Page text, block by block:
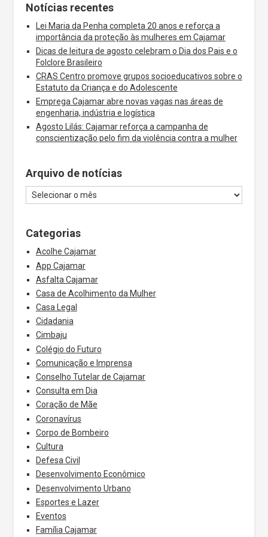
Notícias recentes
Lei Maria da Penha completa 20 anos e reforça a
importância da proteção às mulheres em Cajamar
Dicas de leitura de agosto celebram o Dia dos Pais e o
Folclore Brasileiro
CRAS Centro promove grupos socioeducativos sobre o
Estatuto da Criança e do Adolescente
Emprega Cajamar abre novas vagas nas áreas de
engenharia, indústria e logística
Agosto Lilás: Cajamar reforça a campanha de
conscientização pelo fim da violência contra a mulher
Arquivo de notícias
Categorias
Acolhe Cajamar
App Cajamar
Asfalta Cajamar
Casa de Acolhimento da Mulher
Casa Legal
Cidadania
Cimbaju
Colégio do Futuro
Comunicação e Imprensa
Conselho Tutelar de Cajamar
Consulta em Dia
Coração de Mãe
Coronavírus
Corpo de Bombeiro
Cultura
Defesa Civil
Desenvolvimento Econômico
Desenvolvimento Urbano
Esportes e Lazer
Eventos
Família Cajamar